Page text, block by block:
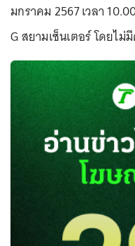
มกราคม 2567 เวลา
G สยามเซ็นเตอร์ โดยไม่